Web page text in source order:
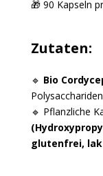
🎁 90 Kapseln
Zutaten:
🔹 Bio
🔹 Pflanzliche
glutenfrei,